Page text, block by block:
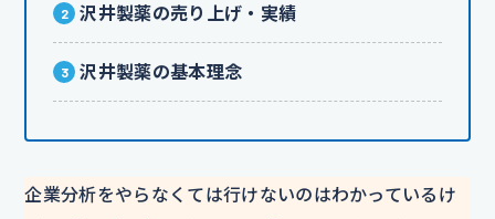
沢井製薬の売り上げ・実績
沢井製薬の基本理念
企業分析をやらなくては行けないのはわかっているけ